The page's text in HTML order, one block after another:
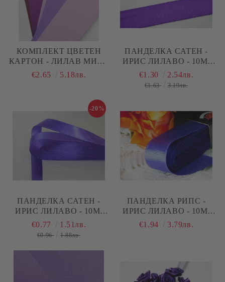
КОМПЛЕКТ ЦВЕТЕН
КАРТОН - ЛИЛАВ МИКС
- 6,70 Х 30 СМ - 40 БР.
€2.65 5.18лв.
ПАНДЕЛКА САТЕН -
ИРИС ЛИЛАВО - 10М.
№35
€1.30 2.54лв.
€1.63 3.19лв.
ПАНДЕЛКА САТЕН -
ИРИС ЛИЛАВО - 10М.
№35
-20%
€0.77 1.51лв.
€0.96 1.88лв.
ПАНДЕЛКА РИПС -
ИРИС ЛИЛАВО - 10М.
№35
€1.94 3.79лв.